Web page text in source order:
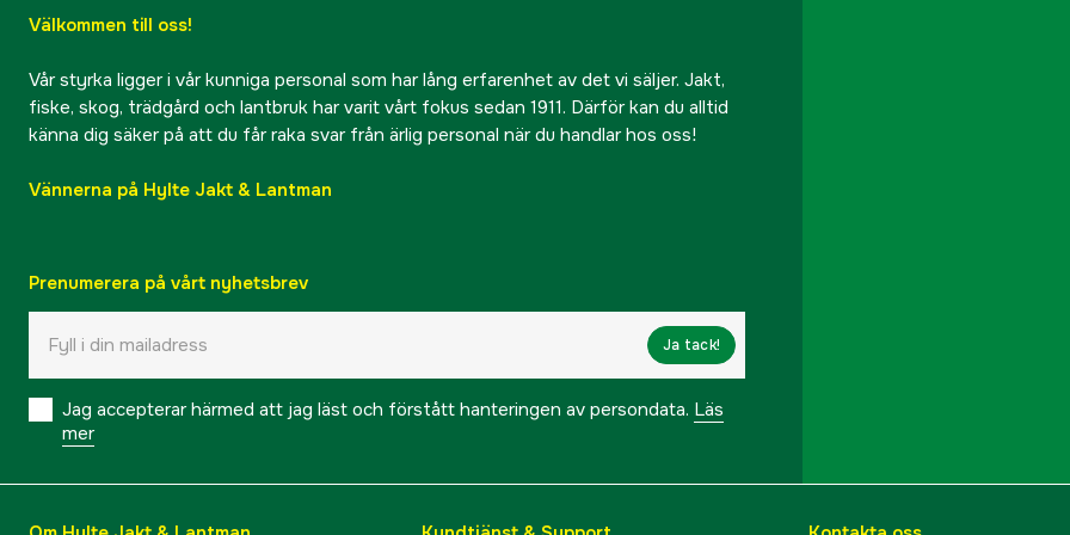
Välkommen till oss!
Vår styrka ligger i vår kunniga personal som har lång erfarenhet av det vi säljer. Jakt,
fiske, skog, trädgård och lantbruk har varit vårt fokus sedan 1911. Därför kan du alltid
känna dig säker på att du får raka svar från ärlig personal när du handlar hos oss!
Vännerna på Hylte Jakt & Lantman
Prenumerera på vårt nyhetsbrev
Ja tack!
Jag accepterar härmed att jag läst och förstått hanteringen av persondata. Läs
mer